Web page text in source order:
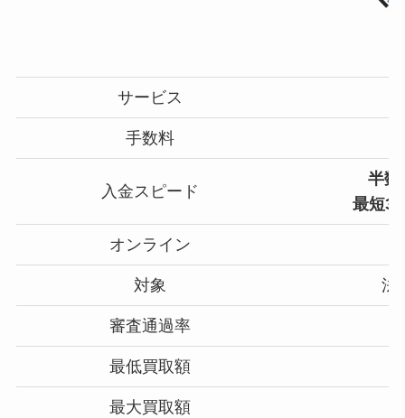
サービス
手数料
入金スピード
半数
最短3
オンライン
対象 法
審査通過率
最低買取額
最大買取額